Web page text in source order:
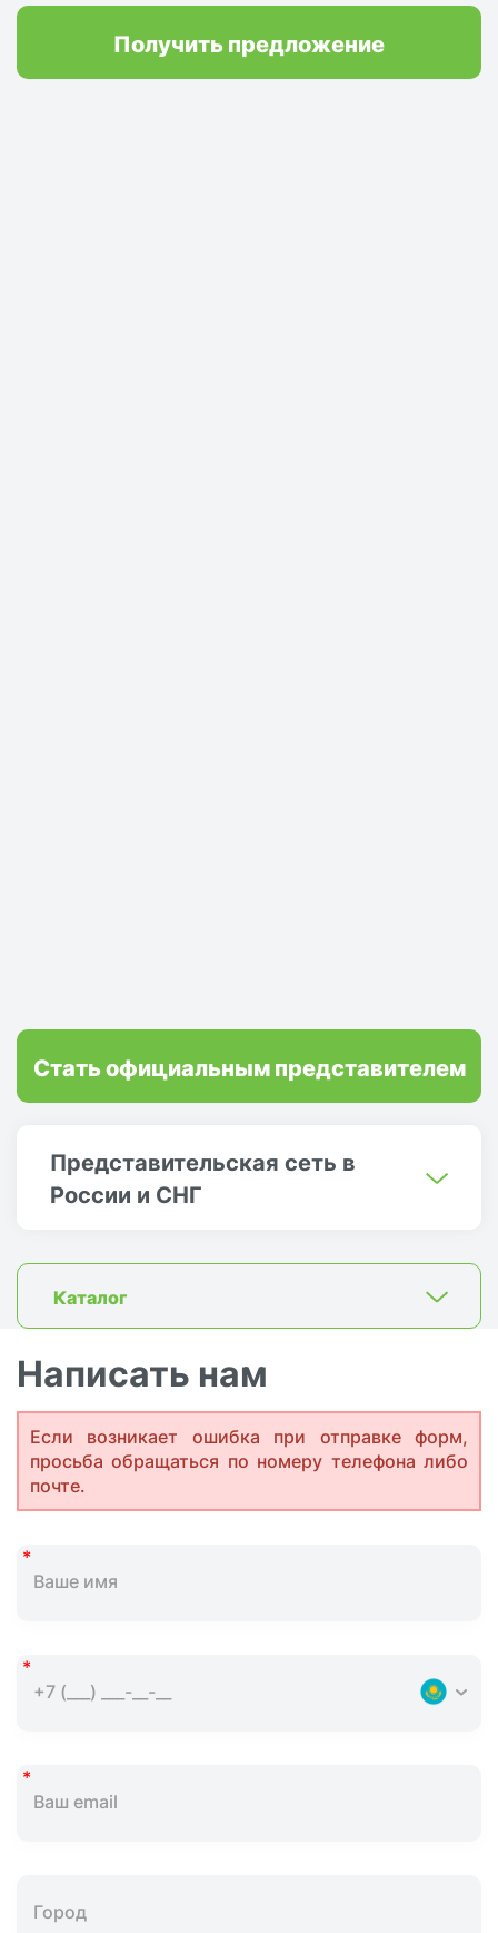
Получить предложение
Представительская сеть в
России и СНГ
Стать официальным представителем
Каталог
Написать нам
Если возникает ошибка при отправке форм,
просьба обращаться по номеру телефона либо
почте.